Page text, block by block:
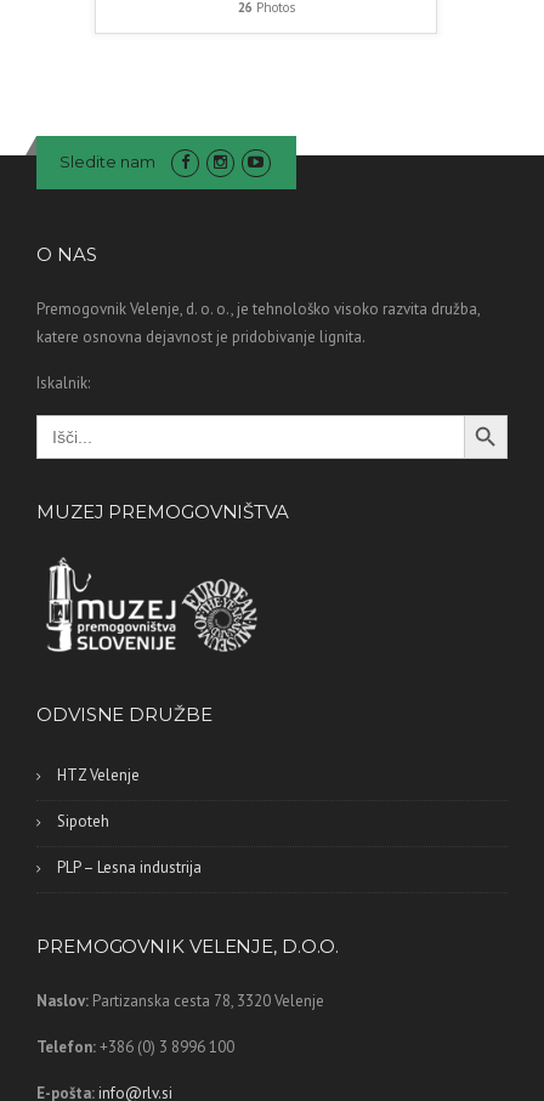
26 Photos
Sledite nam
O NAS
Premogovnik Velenje, d. o. o., je tehnološko visoko razvita družba,
katere osnovna dejavnost je pridobivanje lignita.
Iskalnik:
Search
for:
Search Button
MUZEJ PREMOGOVNIŠTVA
ODVISNE DRUŽBE
HTZ Velenje
Sipoteh
PLP – Lesna industrija
PREMOGOVNIK VELENJE, D.O.O.
Naslov: Partizanska cesta 78, 3320 Velenje
Telefon:+386 (0) 3 8996 100
E-pošta: info@rlv.si